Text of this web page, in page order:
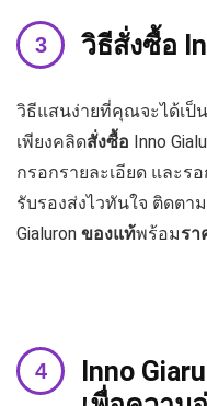
วิธีสั่งซื้อ
วิธีแสนง่ายที่คุณจะได้เป็
เพียงคลิดสั่งซื้อ Inno
กรอกรายละเอียด และร
รับรองส่งไวทันใจ ติดตา
Gialuron ของแท้พร้อมรา
Inno